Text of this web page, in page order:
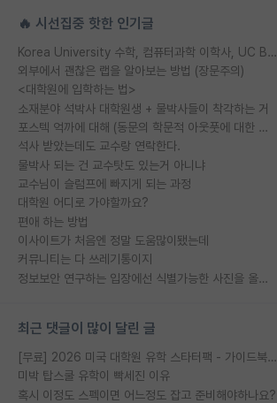
🔥 시선집중 핫한 인기글
Korea University 수학, 컴퓨터과학 이학사, UC Berkeley 산업공학 대학원 공학박사가 되는 것은 쉽지 않겠죠?
외부에서 괜찮은 랩을 알아보는 방법 (장문주의)
<대학원에 입학하는 법>
소재분야 석박사 대학원생 + 물박사들이 착각하는 거
포스텍 억까에 대해 (동문의 학문적 아웃풋에 대한 반박)
석사 받았는데도 교수랑 연락한다.
물박사 되는 건 교수탓도 있는거 아니냐
교수님이 슬럼프에 빠지게 되는 과정
대학원 어디로 가야할까요?
편애 하는 방법
이사이트가 처음엔 정말 도움많이됐는데
커뮤니티는 다 쓰레기통이지
정보보안 연구하는 입장에선 식별가능한 사진을 올리는건 비추이긴함
최근 댓글이 많이 달린 글
[무료] 2026 미국 대학원 유학 스타터팩 - 가이드북 & 합격자 컨택메일 템플릿
미박 탑스쿨 유학이 빡세진 이유
혹시 이정도 스펙이면 어느정도 잡고 준비해야하나요?